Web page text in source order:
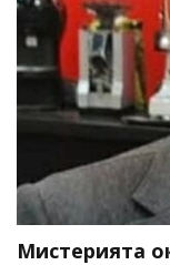
Мистерията